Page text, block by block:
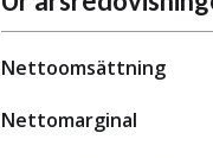
Nettoomsättning
Nettomarginal